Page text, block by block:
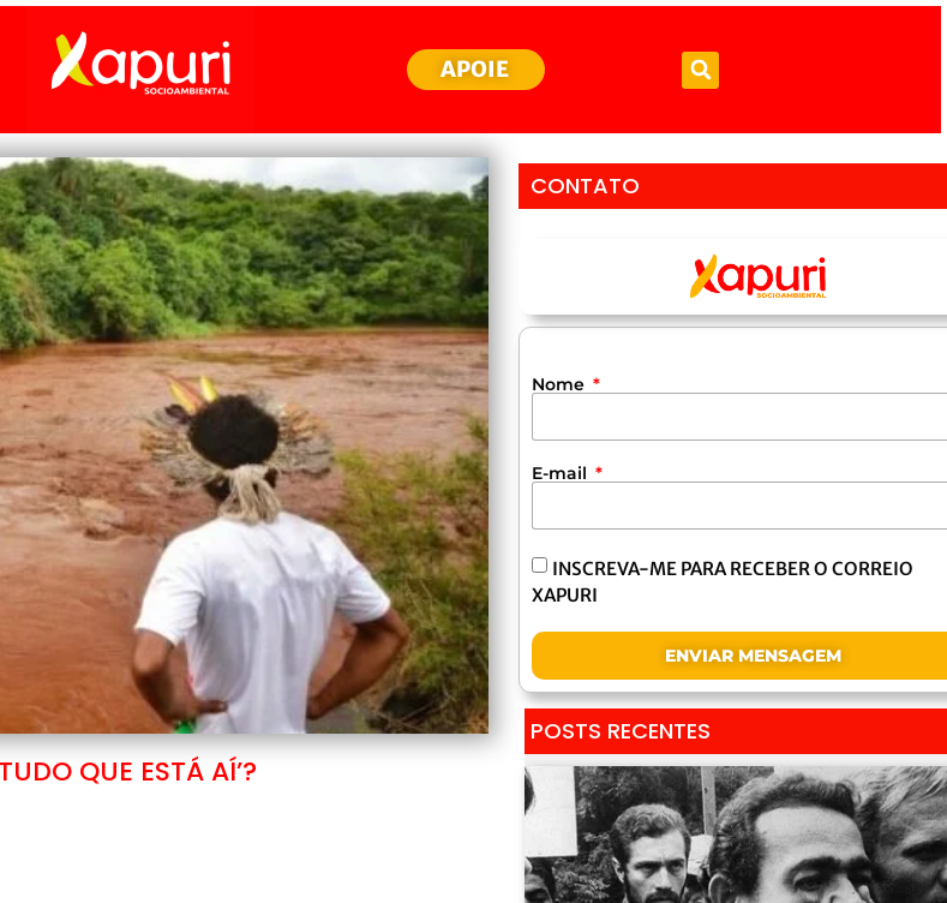
APOIE
QUE ESTÁ AÍ’?
CONTATO
Nome
E-mail
INSCREVA-ME PARA RECEBER O CORREIO
XAPURI
ENVIAR MENSAGEM
POSTS RECENTES